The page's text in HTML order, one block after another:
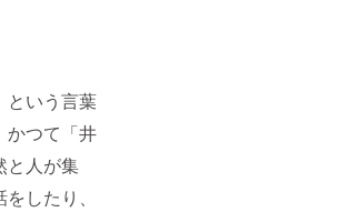
という言葉
かつて「井
と人が集
したり、